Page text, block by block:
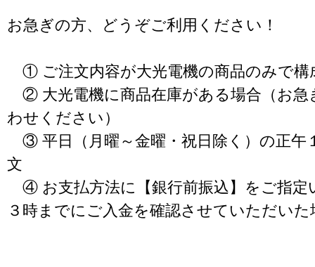
お急ぎの方、どうぞご利用ください！
① ご注文内容が大光電機の商品のみで構
② 大光電機に商品在庫がある場合（お急
わせください）
③ 平日（月曜～金曜・祝日除く）の正午
文
④ お支払方法に【銀行前振込】をご指定
３時までにご入金を確認させていただいた